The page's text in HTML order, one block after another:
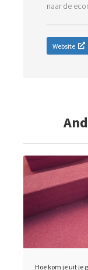
naar de
Website
Hoe kom je uit je